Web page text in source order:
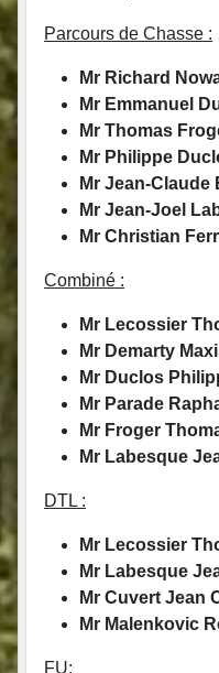
Parcours de Chasse :
Mr Richard
Mr Emmanuel
Mr Thomas
Mr Philippe
Mr Jean-Claude
Mr Jean-Joel
Mr Christian
Combiné :
Mr Lecossier
Mr Demarty
Mr Duclos
Mr Parade
Mr Froger
Mr Labesque
DTL :
Mr Lecossier
Mr Labesque
Mr Cuvert Jean
Mr Malenkovic
FU: